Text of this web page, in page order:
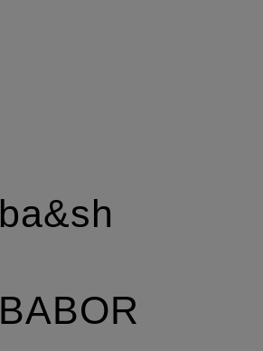
ba&sh
BABOR